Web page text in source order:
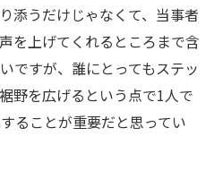
添うだけじゃなくて、当事者
を上げてくれるところまで含
ですが、誰にとってもステッ
野を広げるという点で1人で
ることが重要だと思ってい